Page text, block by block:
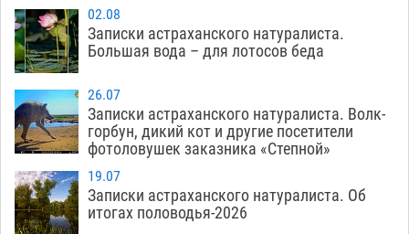
02.08
Записки астраханского натуралиста.
Большая вода – для лотосов беда
26.07
Записки астраханского натуралиста. Волк-
горбун, дикий кот и другие посетители
фотоловушек заказника «Степной»
19.07
Записки астраханского натуралиста. Об
итогах половодья-2026